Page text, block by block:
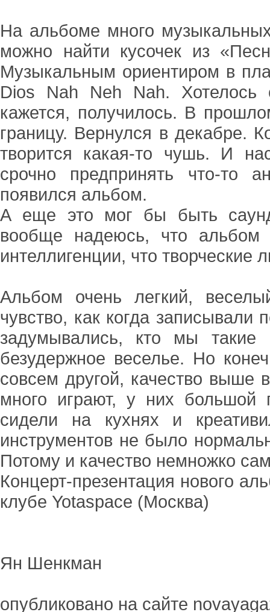
На альбоме много
можно найти кусочек из
Музыкальным ориентиром в
Dios Nah Neh Nah. Хотелось
кажется, получилось. В
границу. Вернулся в декабре.
творится какая-то чушь. И
срочно предпринять что-то
появился альбом.
А еще это мог бы быть
вообще надеюсь, что альбом
интеллигенции, что творческие
Альбом очень легкий,
чувство, как когда
задумывались, кто мы
безудержное веселье. Но
совсем другой, качество
много играют, у них
сидели на кухнях и
инструментов не было
Потому и качество немножко
Концерт-презентация нового
клубе Yotaspace (Москва)
Ян Шенкман
опубликовано на сайте